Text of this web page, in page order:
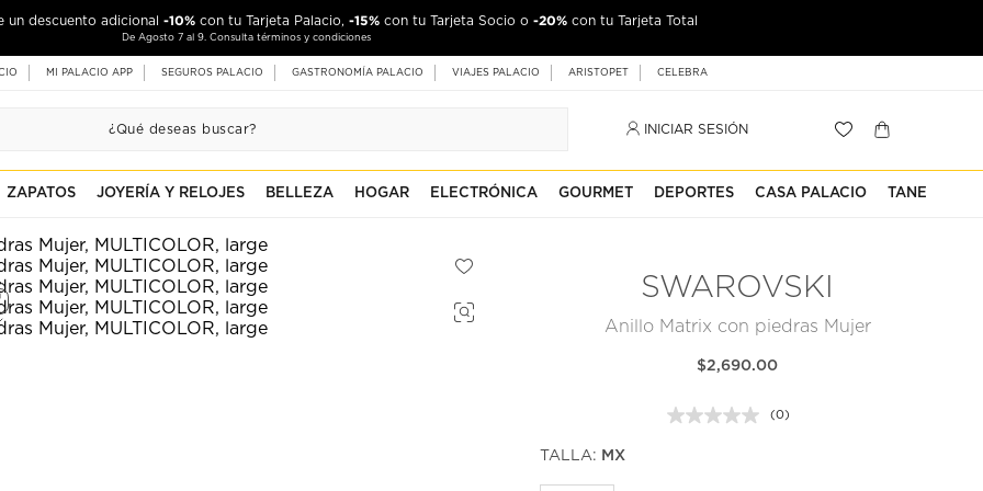
un descuento adicional -10% con tu Tarjeta Palacio, -15% con tu Tarjeta Socio o -20% con tu Tarjeta Total
De Agosto 7 al 9. Consulta términos y condiciones
MI PALACIO APP SEGUROS PALACIO GASTRONOMÍA PALACIO VIAJES PALACIO ARISTOPET CELEBRA
INICIAR SESIÓN
ZAPATOS JOYERÍA Y RELOJES BELLEZA HOGAR ELECTRÓNICA GOURMET DEPORTES CASA PALACIO TANE
SWAROVSKI
Anillo Matrix con piedras Mujer
$2,690.00
Sin
(0)
TALLA: MX